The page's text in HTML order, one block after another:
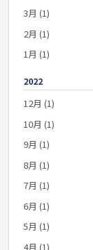
3月 (1)
2月 (1)
1月 (1)
2022
12月 (1)
10月 (1)
9月 (1)
8月 (1)
7月 (1)
6月 (1)
5月 (1)
4月 (1)